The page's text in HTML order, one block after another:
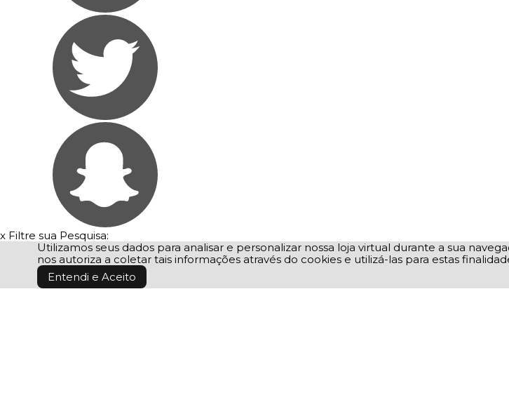
x Filtre sua Pesquisa:
Utilizamos seus dados para analisar e personalizar nossa loja virtual durante a sua
nos autoriza a coletar tais informações através do cookies e utilizá-las para estas
Entendi e Aceito